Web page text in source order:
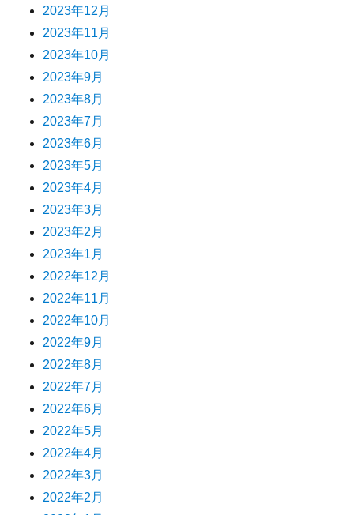
2023年12月
2023年11月
2023年10月
2023年9月
2023年8月
2023年7月
2023年6月
2023年5月
2023年4月
2023年3月
2023年2月
2023年1月
2022年12月
2022年11月
2022年10月
2022年9月
2022年8月
2022年7月
2022年6月
2022年5月
2022年4月
2022年3月
2022年2月